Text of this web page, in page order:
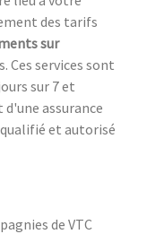
des tarifs
sur
Ces services sont
sur 7 et
assurance
et autorisé
de VTC